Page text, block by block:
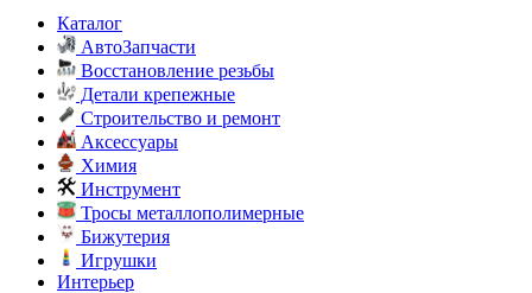
Каталог
АвтоЗапчасти
Восстановление резьбы
Детали крепежные
Строительство и ремонт
Аксессуары
Химия
Инструмент
Тросы металлополимерные
Бижутерия
Игрушки
Интерьер